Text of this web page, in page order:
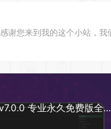
感谢您来到我的这个小站，我
Hit'n'Mix RipX DAW PRO v7.0.0 专业永久免费版全新人工智能音乐制作软件，支持人声背景音乐分离